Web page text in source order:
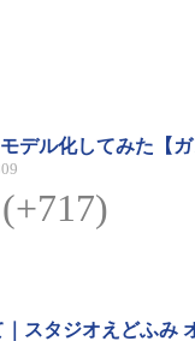
デル化してみた【
(+717)
｜スタジオえどふみ